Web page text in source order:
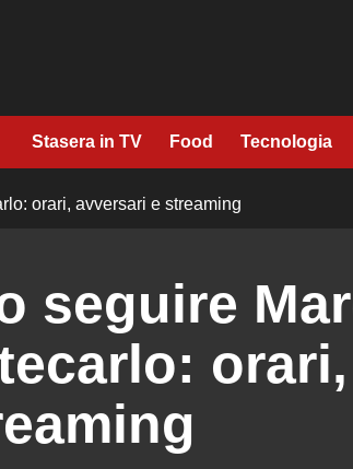
Stasera in TV Food Tecnologia
orari, avversari e streaming
seguire
orari,